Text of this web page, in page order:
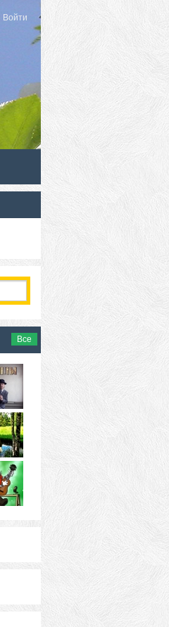
Войти
Все